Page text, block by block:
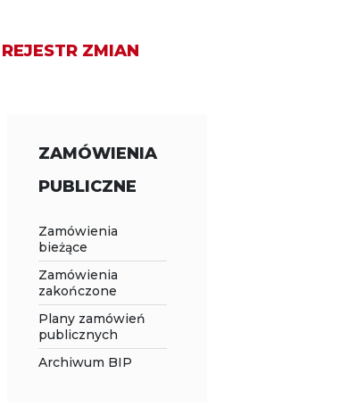
REJESTR ZMIAN
ZAMÓWIENIA
PUBLICZNE
Zamówienia
bieżące
Zamówienia
zakończone
Plany zamówień
publicznych
Archiwum BIP